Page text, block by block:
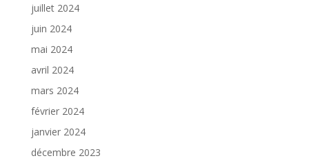
juillet 2024
juin 2024
mai 2024
avril 2024
mars 2024
février 2024
janvier 2024
décembre 2023